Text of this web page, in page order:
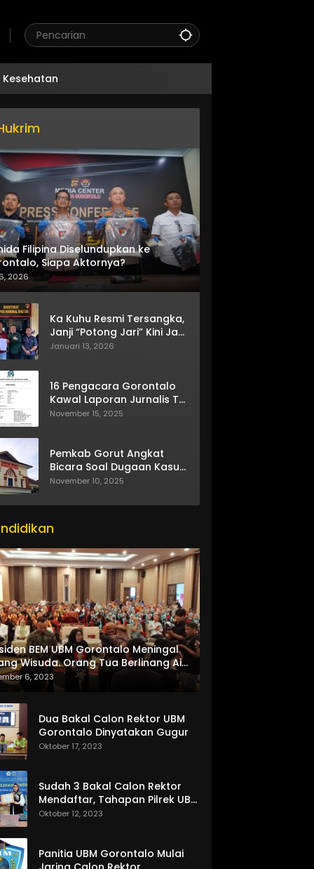
Kesehatan
Filipina Diselundupkan ke
Siapa Aktornya?
2026
Ka Kuhu Resmi Tersangka,
Janji “Potong Jari” Kini Jadi
Bumerang
Januari 13, 2026
16 Pengacara Gorontalo
Kawal Laporan Jurnalis TV
One
November 15, 2025
Pemkab Gorut Angkat
Bicara Soal Dugaan Kasus
Asusila Oknum ASN
November 10, 2025
BEM UBM Gorontalo Meningal
Wisuda. Orang Tua Berlinang Air
Menerima SKL dan Pemasangan
6, 2023
Dua Bakal Calon Rektor UBM
Gorontalo Dinyatakan Gugur
Oktober 17, 2023
Sudah 3 Bakal Calon Rektor
Mendaftar, Tahapan Pilrek UBM
Gorontalo Makin Seru
Oktober 12, 2023
Panitia UBM Gorontalo Mulai